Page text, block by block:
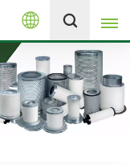
Español